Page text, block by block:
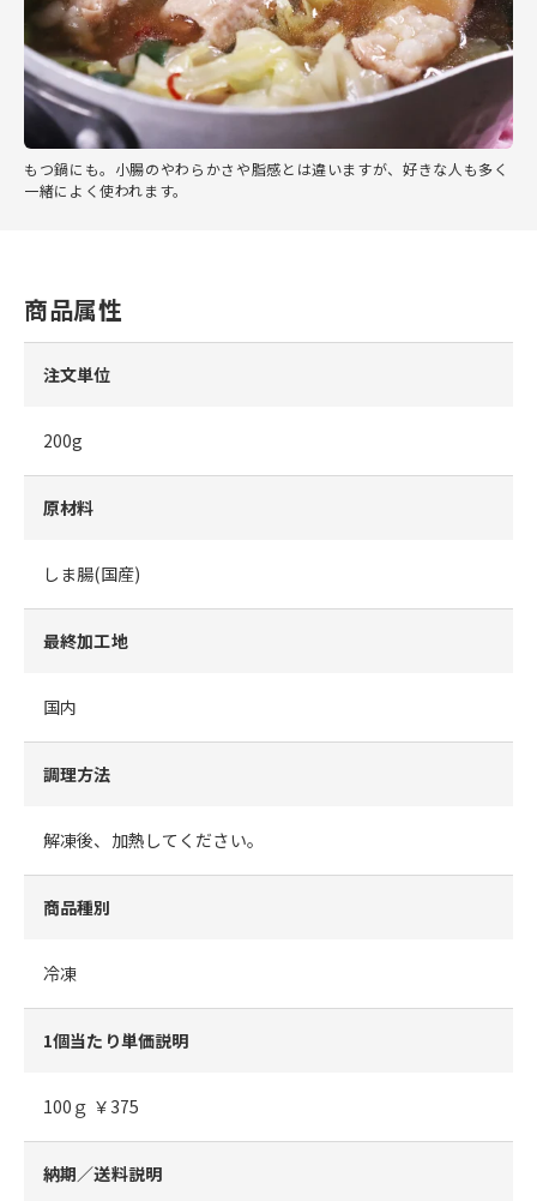
もつ鍋にも。小腸のやわらかさや脂感とは違いますが、好きな人も多く
一緒によく使われます。
商品属性
注文単位
200g
原材料
しま腸(国産)
最終加工地
国内
調理方法
解凍後、加熱してください。
商品種別
冷凍
1個当たり単価説明
100ｇ ￥375
納期／送料説明